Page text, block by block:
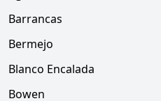
Barrancas
Bermejo
Blanco Encalada
Bowen